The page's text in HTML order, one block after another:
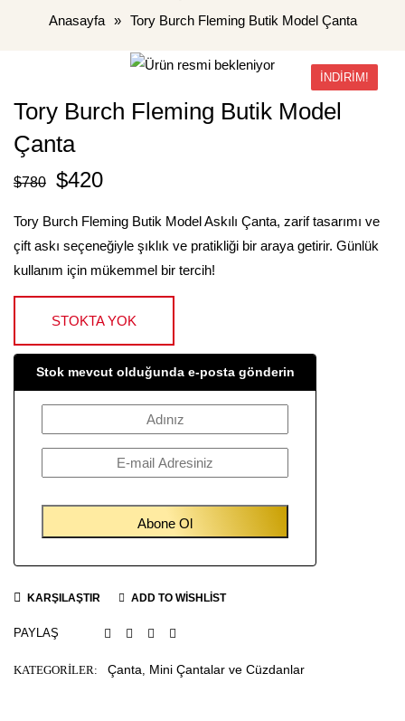
Anasayfa » Tory Burch Fleming Butik Model Çanta
İNDIRIM!
Tory Burch Fleming Butik Model
Çanta
$780 $420
Tory Burch Fleming Butik Model Askılı Çanta, zarif tasarımı ve
çift askı seçeneğiyle şıklık ve pratikliği bir araya getirir. Günlük
kullanım için mükemmel bir tercih!
STOKTA YOK
Stok mevcut olduğunda e-posta gönderin
KARŞILAŞTIR ADD TO WISHLIST
PAYLAŞ
KATEGORILER: Çanta, Mini Çantalar ve Cüzdanlar